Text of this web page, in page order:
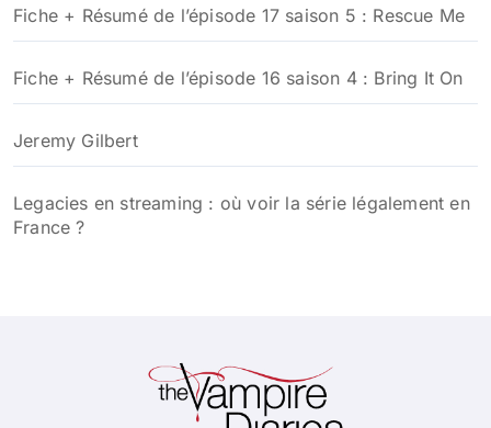
Fiche + Résumé de l’épisode 17 saison 5 : Rescue Me
Fiche + Résumé de l’épisode 16 saison 4 : Bring It On
Jeremy Gilbert
Legacies en streaming : où voir la série légalement en
France ?